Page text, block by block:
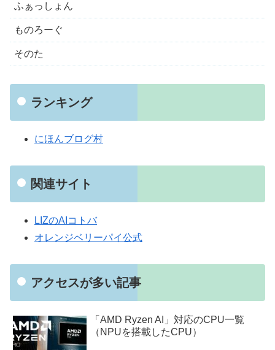
ふぁっしょん
ものろーぐ
そのた
ランキング
にほんブログ村
関連サイト
LIZのAIコトバ
オレンジベリーパイ公式
アクセスが多い記事
「AMD Ryzen AI」対応のCPU一覧
（NPUを搭載したCPU）